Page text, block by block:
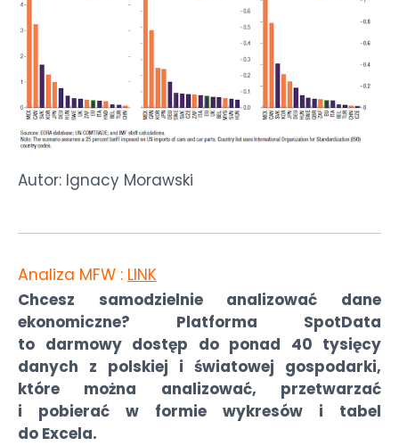
Autor: Ignacy Morawski
Analiza MFW : LINK
Chcesz samodzielnie analizować dane
ekonomiczne? Platforma SpotData
to darmowy dostęp do ponad 40 tysięcy
danych z polskiej i światowej gospodarki,
które można analizować, przetwarzać
i pobierać w formie wykresów i tabel
do Excela.